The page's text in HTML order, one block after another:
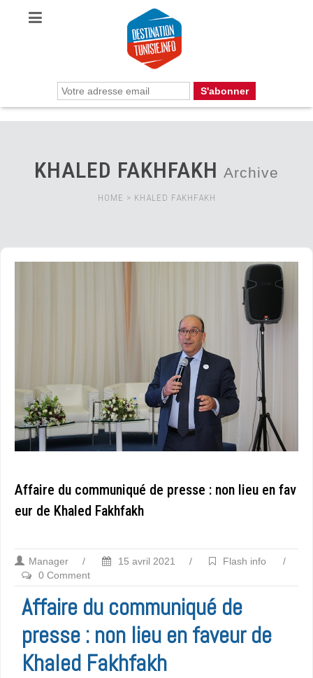
KHALED FAKHFAKH Archive
HOME > KHALED FAKHFAKH
Affaire du communiqué de presse : non lieu en fav
eur de Khaled Fakhfakh
Manager / 15 avril 2021 / Flash info
/
0 Comment
Affaire du communiqué de
presse : non lieu en faveur de
Khaled Fakhfakh